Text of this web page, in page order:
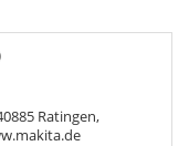
Ratingen,